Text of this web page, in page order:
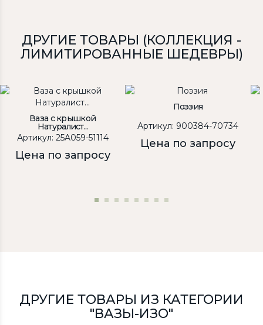
ДРУГИЕ ТОВАРЫ (КОЛЛЕКЦИЯ -
ЛИМИТИРОВАННЫЕ ШЕДЕВРЫ)
Ваза с крышкой
Натуралист...
Артикул: 25A059-51114
Цена по запросу
Поэзия
Артикул: 900384-70734
Цена по запросу
ДРУГИЕ ТОВАРЫ ИЗ КАТЕГОРИИ
"ВАЗЫ-ИЗО"